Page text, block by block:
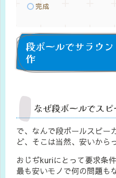
完成
段ボールでサラウ
作
なぜ段ボールでス
で、なんで段ボールスピー
ど、そこは当然、安いから
おじぢkuriにとって要求条
最も安いモノで何の問題も